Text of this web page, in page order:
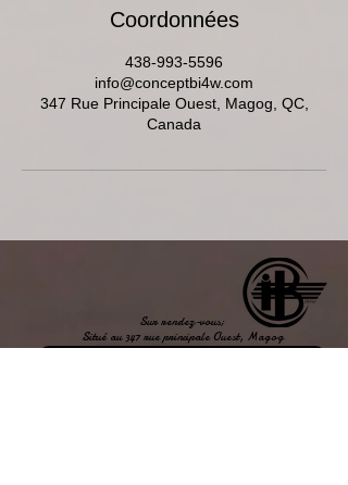
Coordonnées
438-993-5596
info@conceptbi4w.com
347 Rue Principale Ouest, Magog, QC,
Canada
Sur rendez-vous;
Situé au 347 rue principale Ouest, Magog